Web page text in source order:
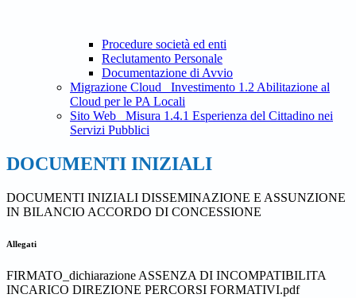
Procedure società ed enti
Reclutamento Personale
Documentazione di Avvio
Migrazione Cloud_ Investimento 1.2 Abilitazione al
Cloud per le PA Locali
Sito Web_ Misura 1.4.1 Esperienza del Cittadino nei
Servizi Pubblici
DOCUMENTI INIZIALI
DOCUMENTI INIZIALI DISSEMINAZIONE E ASSUNZIONE
IN BILANCIO ACCORDO DI CONCESSIONE
Allegati
FIRMATO_dichiarazione ASSENZA DI INCOMPATIBILITA
INCARICO DIREZIONE PERCORSI FORMATIVI.pdf